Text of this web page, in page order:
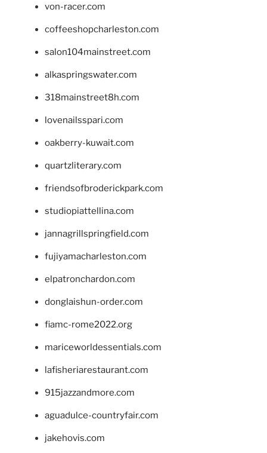
von-racer.com
coffeeshopcharleston.com
salon104mainstreet.com
alkaspringswater.com
318mainstreet8h.com
lovenailsspari.com
oakberry-kuwait.com
quartzliterary.com
friendsofbroderickpark.com
studiopiattellina.com
jannagrillspringfield.com
fujiyamacharleston.com
elpatronchardon.com
donglaishun-order.com
fiamc-rome2022.org
mariceworldessentials.com
lafisheriarestaurant.com
915jazzandmore.com
aguadulce-countryfair.com
jakehovis.com